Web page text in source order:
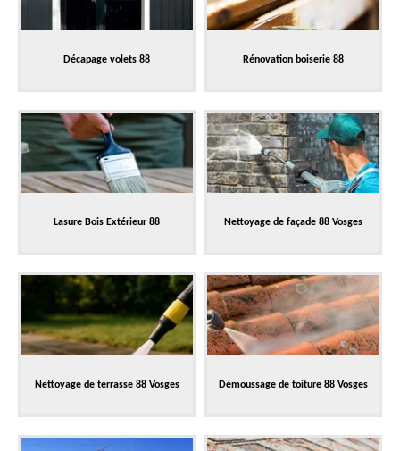
Décapage volets 88 Rénovation boiserie 88
Lasure Bois Extérieur 88 Nettoyage de façade 88 Vosges
Nettoyage de terrasse 88 Vosges Démoussage de toiture 88 Vosges